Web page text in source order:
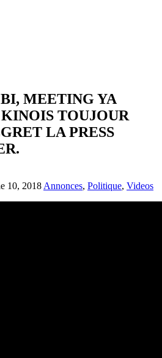
MEETING YA
TOUJOUR
LA PRESS
10, 2018 Annonces, Politique, Videos